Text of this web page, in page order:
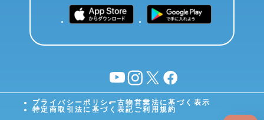
YouTubeinstagram
X facebook
プライバシーポリシー古物営業法に基づく表示
特定商取引法に基づく表記 ご利用規約